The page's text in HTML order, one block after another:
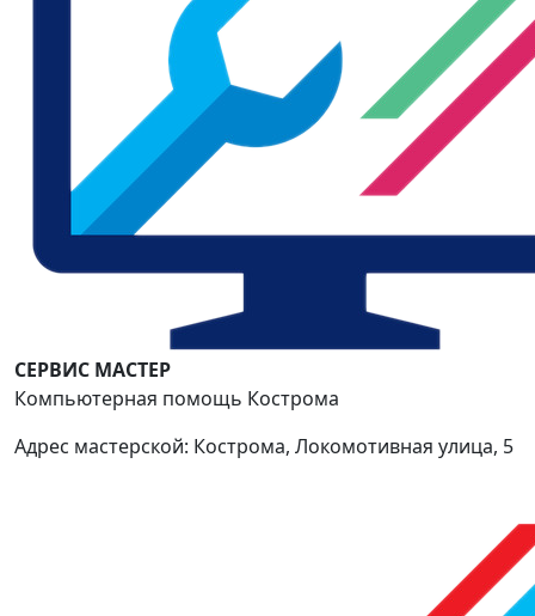
СЕРВИС МАСТЕР
Компьютерная помощь Кострома
Адрес мастерской: Кострома, Локомотивная улица, 5